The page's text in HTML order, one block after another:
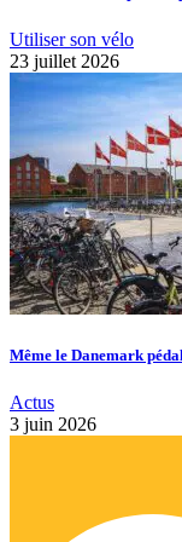
Utiliser son vélo
23 juillet 2026
Même le Danemark
Actus
3 juin 2026